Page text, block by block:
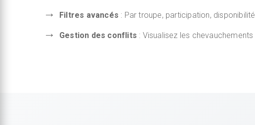
Filtres avancés : Par troupe, participation, disponibilité
Gestion des conflits : Visualisez les chevauchements